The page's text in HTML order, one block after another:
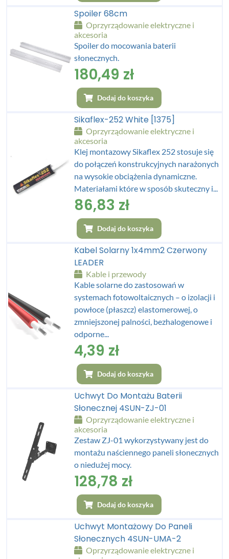
Spoiler 68cm
Oprzyrządowanie elektryczne i
akcesoria
Spoiler do mocowania baterii
słonecznych.
180,49 zł
Dodaj do koszyka
Sikaflex-252 White [1375]
Oprzyrządowanie elektryczne i
akcesoria
Klej montazowy Sikaflex 252 stosuje się
do połączeń konstrukcyjnych narażonych
na wysokie obciążenia dynamiczne.
Materiałami które w sposób skuteczny i...
86,83 zł
Dodaj do koszyka
Kabel Solarny 1x4mm2 Czerwony
LEADER
Kable i przewody
Kable solarne do zastosowań w
systemach fotowoltaicznych – o izolacji i
powłoce (płaszcz) elastomerowej, o
zmniejszonej palności, bezhalogenowe i
odporne...
4,39 zł
Dodaj do koszyka
Uchwyt Do Montażu Baterii
Słonecznej 4SUN-ZJ-01
Oprzyrządowanie elektryczne i
akcesoria
Zestaw ZJ-01 wykorzystywany jest do
montażu naściennego paneli słonecznych
o niedużej mocy.
128,78 zł
Dodaj do koszyka
Uchwyt Montażowy Do Paneli
Słonecznych 4SUN-UMA-2
Oprzyrządowanie elektryczne i